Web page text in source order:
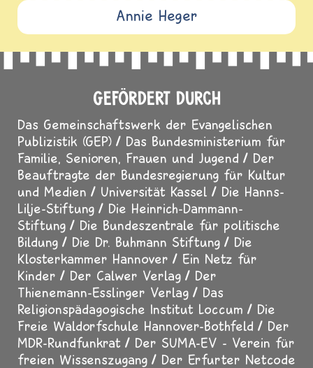
Annie Heger
GEFÖRDERT DURCH
Das Gemeinschaftswerk der Evangelischen
Publizistik (GEP)
Das Bundesministerium für
Familie, Senioren, Frauen und Jugend
Der
Beauftragte der Bundesregierung für Kultur
und Medien
Universität Kassel
Die Hanns-
Lilje-Stiftung
Die Heinrich-Dammann-
Stiftung
Die Bundeszentrale für politische
Bildung
Die Dr. Buhmann Stiftung
Die
Klosterkammer Hannover
Ein Netz für
Kinder
Der Calwer Verlag
Der
Thienemann-Esslinger Verlag
Das
Religionspädagogische Institut Loccum
Die
Freie Waldorfschule Hannover-Bothfeld
Der
MDR-Rundfunkrat
Der SUMA-EV - Verein für
freien Wissenszugang
Der Erfurter Netcode